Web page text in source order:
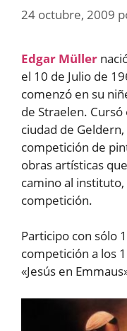
24 octubre, 2009
Edgar Müller
el 10 de Julio de
comenzó en su
de Straelen.
ciudad de
competición de
obras artísticas
camino al
competición.
Participo con sólo
competición a los
«Jesús en